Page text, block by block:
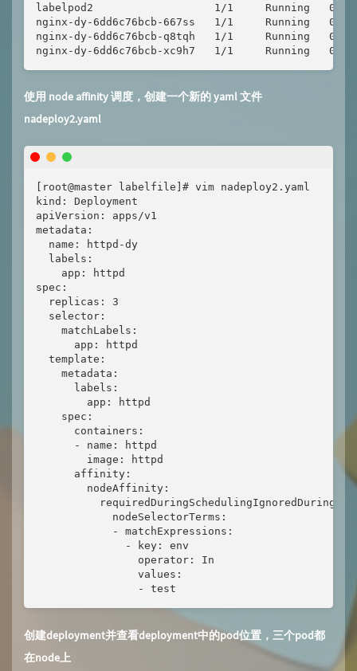
labelpod2                   1/1     Running   0
nginx-dy-6dd6c76bcb-667ss   1/1     Running   0
nginx-dy-6dd6c76bcb-q8tqh   1/1     Running   0
nginx-dy-6dd6c76bcb-xc9h7   1/1     Running   0
使用 node affinity 调度，创建一个新的 yaml 文件
nadeploy2.yaml
[root@master labelfile]# vim nadeploy2.yaml
kind: Deployment
apiVersion: apps/v1
metadata:
  name: httpd-dy
  labels:
app: httpd
spec:
  replicas: 3
  selector:
matchLabels:
app: httpd
  template:
metadata:
labels:
app: httpd
spec:
containers:
- name: httpd
image: httpd
affinity:
nodeAffinity:
nodeSelectorTerms:
- matchExpressions:
- key: env
operator: In
values:
- test
创建deployment并查看deployment中的pod位置，三个pod都
在node上